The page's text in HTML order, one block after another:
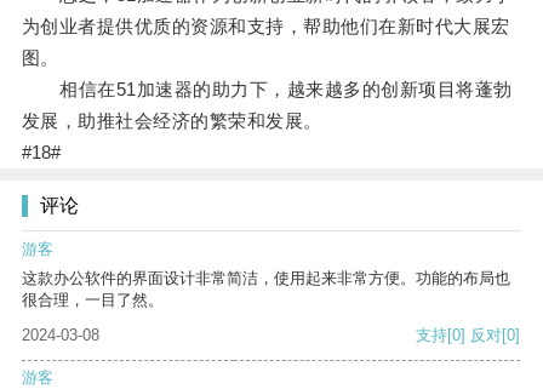
为创业者提供优质的资源和支持，帮助他们在新时代大展宏
图。
相信在51加速器的助力下，越来越多的创新项目将蓬勃
发展，助推社会经济的繁荣和发展。
#18#
评论
游客
这款办公软件的界面设计非常简洁，使用起来非常方便。功能的布局也
很合理，一目了然。
2024-03-08
支持[0] 反对[0]
游客